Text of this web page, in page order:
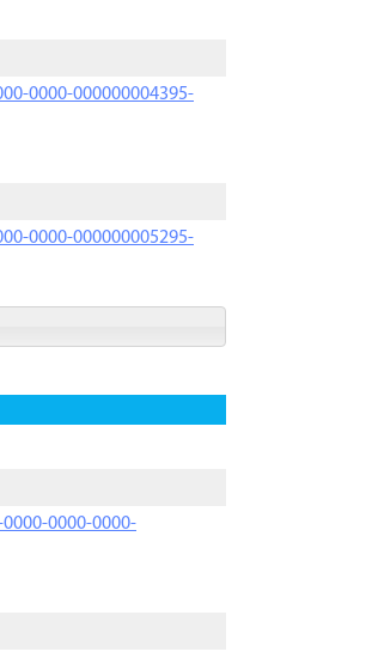
0000-000000004395-
0000-000000005295-
0000-0000-